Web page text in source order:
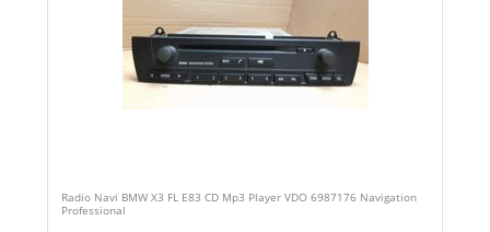
Radio Navi BMW X3 FL E83 CD Mp3 Player VDO 6987176 Navigation
Professional